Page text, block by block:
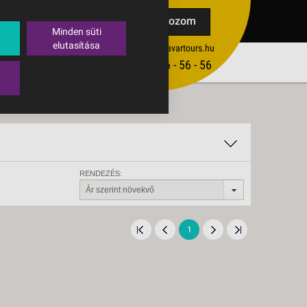
Feliratkozom
ertekesites@budavartours.hu
(+36­ 1) 3 - 56 - 56 - 56
TIPPEK
RENDEZÉS:
Ár szerint növekvő
1
Minden süti
elutasítása